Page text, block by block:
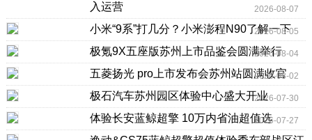
入运营
2026-08-07
小米“9系”打几分？小米澎程N90了解一下
2026-08-05
极氪9X五座版苏州上市品鉴会圆满举行
2026-08-04
五菱扬光 pro上市发布会苏州站圆满收官
2026-08-02
极石汽车苏州园区体验中心盛大开业2026-07-30
体验长安蓝鲸超擎 10万内省油超值选2026-07-27